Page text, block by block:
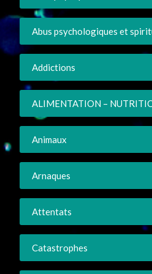
Abus psychologiques et
Addictions
ALIMENTATION –
Animaux
Arnaques
Attentats
Catastrophes